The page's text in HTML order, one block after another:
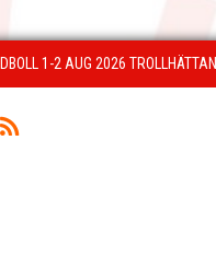
1-2 AUG 2026 TROLLHÄTTAN